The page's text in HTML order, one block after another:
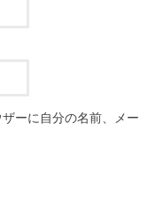
ーに自分の名前、メー